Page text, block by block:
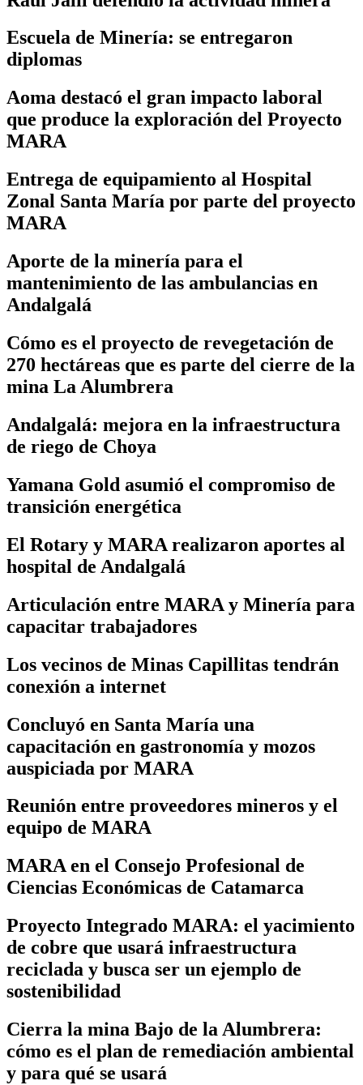
Escuela de Minería: se entregaron
diplomas
Aoma destacó el gran impacto laboral
que produce la exploración del Proyecto
MARA
Entrega de equipamiento al Hospital
Zonal Santa María por parte del proyecto
MARA
Aporte de la minería para el
mantenimiento de las ambulancias en
Andalgalá
Cómo es el proyecto de revegetación de
270 hectáreas que es parte del cierre de la
mina La Alumbrera
Andalgalá: mejora en la infraestructura
de riego de Choya
Yamana Gold asumió el compromiso de
transición energética
El Rotary y MARA realizaron aportes al
hospital de Andalgalá
Articulación entre MARA y Minería para
capacitar trabajadores
Los vecinos de Minas Capillitas tendrán
conexión a internet
Concluyó en Santa María una
capacitación en gastronomía y mozos
auspiciada por MARA
Reunión entre proveedores mineros y el
equipo de MARA
MARA en el Consejo Profesional de
Ciencias Económicas de Catamarca
Proyecto Integrado MARA: el yacimiento
de cobre que usará infraestructura
reciclada y busca ser un ejemplo de
sostenibilidad
Cierra la mina Bajo de la Alumbrera:
cómo es el plan de remediación ambiental
y para qué se usará